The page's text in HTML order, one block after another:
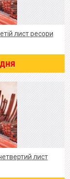
лист ресори
лист